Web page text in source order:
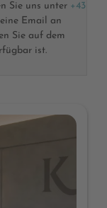
Sie uns unter +43
Email an
Sie auf dem
ist.